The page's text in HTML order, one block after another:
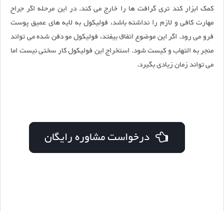
کمک ابزار کند تری گرافت ها را خارج می کند. در این مرحله اگر جراح
مهارت کافی و لازم را نداشته باشد، فولیکول به لایه های عمیق پوست
فرو می رود. اگر این موضوع اتفاق بیفتد، فولیکول مو دفن شده می تواند
منجر به التهاب و کیست شود. استخراج این فولیکول کار سختی نیست اما
می تواند زمان زیادی بگیرد.
درخواست مشاوره رایگان